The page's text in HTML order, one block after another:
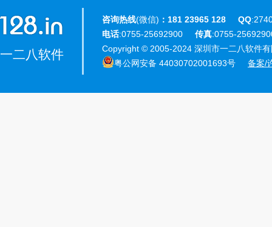
一二八软件
咨询热线(微信) ：181 23965 128 QQ
电话:0755-25692900 传真:0755-
Copyright © 2005-2024 深圳市一二八软件
粤公网安备 44030702001693号
备案/